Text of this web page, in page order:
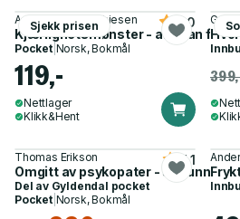
Sjekk prisen
Anniken Lien Mathiesen
Kjærlighetsmønster - alle kan
5.0
Pocket| Norsk, Bokmål
119,-
Nettlager
Klikk&Hent
Thomas Erikson
Omgitt av psykopater - slik unngår
4.1
Del av Gyldendal pocket
Pocket| Norsk, Bokmål